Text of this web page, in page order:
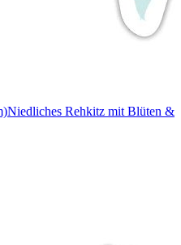
Niedliches Rehkitz mit Blüten &